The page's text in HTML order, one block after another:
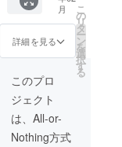
ターデ
ザイン
を担当
したイ
レー
ターの
書下ろ
し直筆
イラス
トをお
月
詳細を見る
こ
の
リ
タ
ー
ン
を
選
択
す
る
このプロ
ジェクト
は、All-or-
Nothing方式